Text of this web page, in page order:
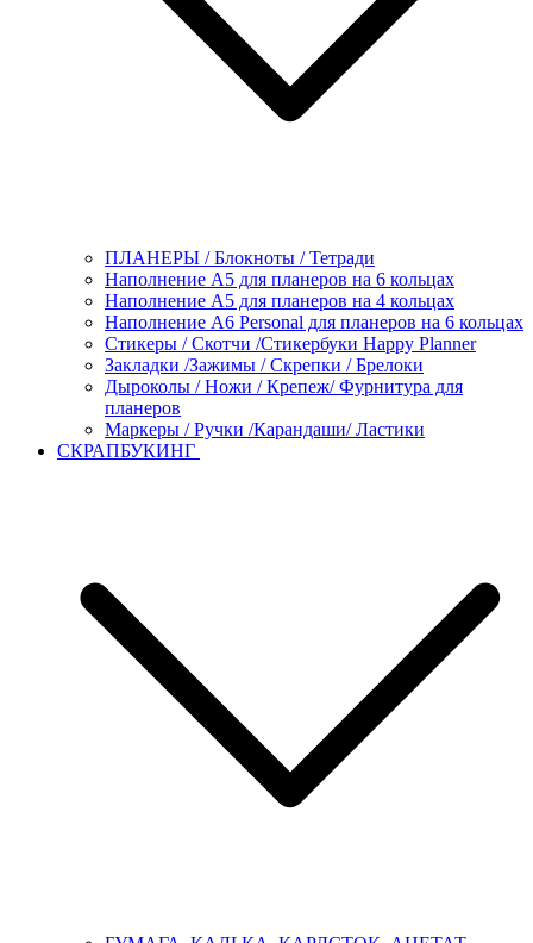
ПЛАНЕРЫ / Блокноты / Тетради
Наполнение А5 для планеров на 6 кольцах
Наполнение А5 для планеров на 4 кольцах
Наполнение А6 Personal для планеров на 6 кольцах
Стикеры / Скотчи /Стикербуки Happy Planner
Закладки /Зажимы / Скрепки / Брелоки
Дыроколы / Ножи / Крепеж/ Фурнитура для
планеров
Маркеры / Ручки /Карандаши/ Ластики
СКРАПБУКИНГ